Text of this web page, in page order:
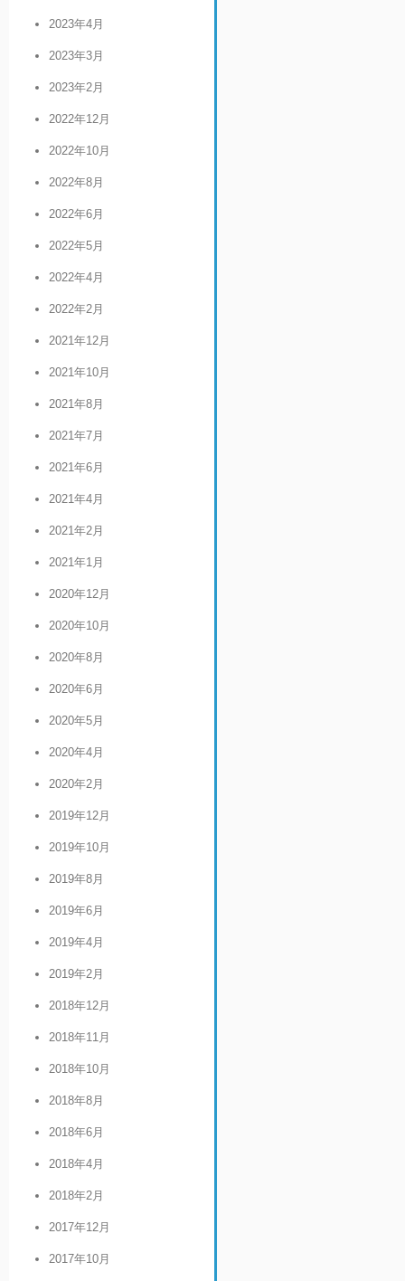
2023年4月
2023年3月
2023年2月
2022年12月
2022年10月
2022年8月
2022年6月
2022年5月
2022年4月
2022年2月
2021年12月
2021年10月
2021年8月
2021年7月
2021年6月
2021年4月
2021年2月
2021年1月
2020年12月
2020年10月
2020年8月
2020年6月
2020年5月
2020年4月
2020年2月
2019年12月
2019年10月
2019年8月
2019年6月
2019年4月
2019年2月
2018年12月
2018年11月
2018年10月
2018年8月
2018年6月
2018年4月
2018年2月
2017年12月
2017年10月